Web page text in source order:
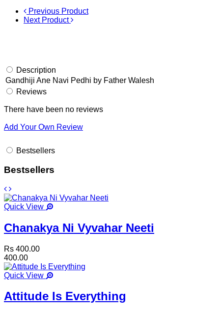
Previous Product
Next Product
Description
Gandhiji Ane Navi Pedhi by Father Walesh
Reviews
There have been no reviews
Add Your Own Review
Bestsellers
Bestsellers
Quick View
Chanakya Ni Vyvahar Neeti
Rs 400.00
400.00
Quick View
Attitude Is Everything